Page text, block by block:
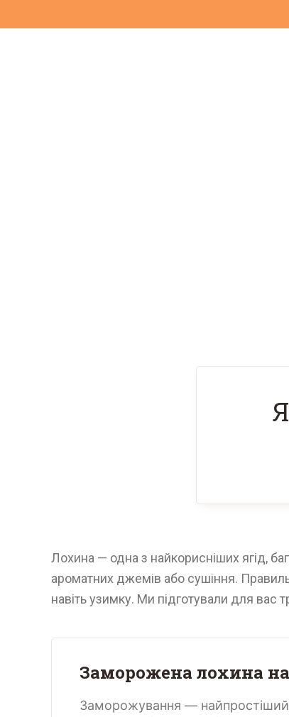
Лохина — одна з найкорисніших ягід,
ароматних джемів або сушіння.
навіть узимку. Ми підготували для вас
Заморожена лохина
Заморожування — найпростіший